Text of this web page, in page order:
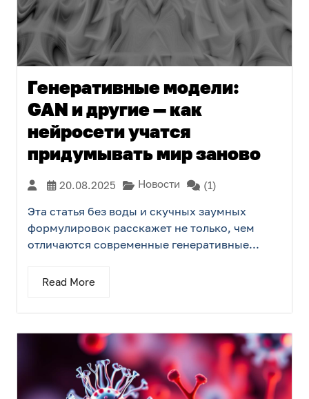
Генеративные модели:
GAN и другие — как
нейросети учатся
придумывать мир заново
20.08.2025 Новости (1)
Эта статья без воды и скучных заумных
формулировок расскажет не только, чем
отличаются современные генеративные...
Read More